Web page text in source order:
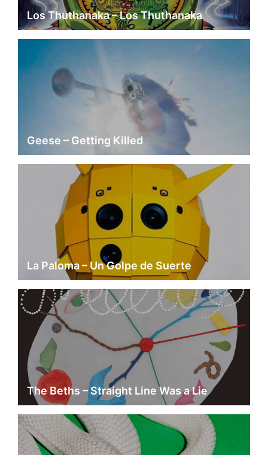
Los Thuthanaka – Los Thuthanaka
Geese – Getting Killed
La Paloma – Un Golpe de Suerte
The Beths – Straight Line Was a Lie